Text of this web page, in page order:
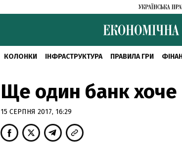
КОЛОНКИ ІНФРАСТРУКТУРА ПРАВИЛА ГРИ
Ще один банк хоче
15 СЕРПНЯ 2017, 16:29